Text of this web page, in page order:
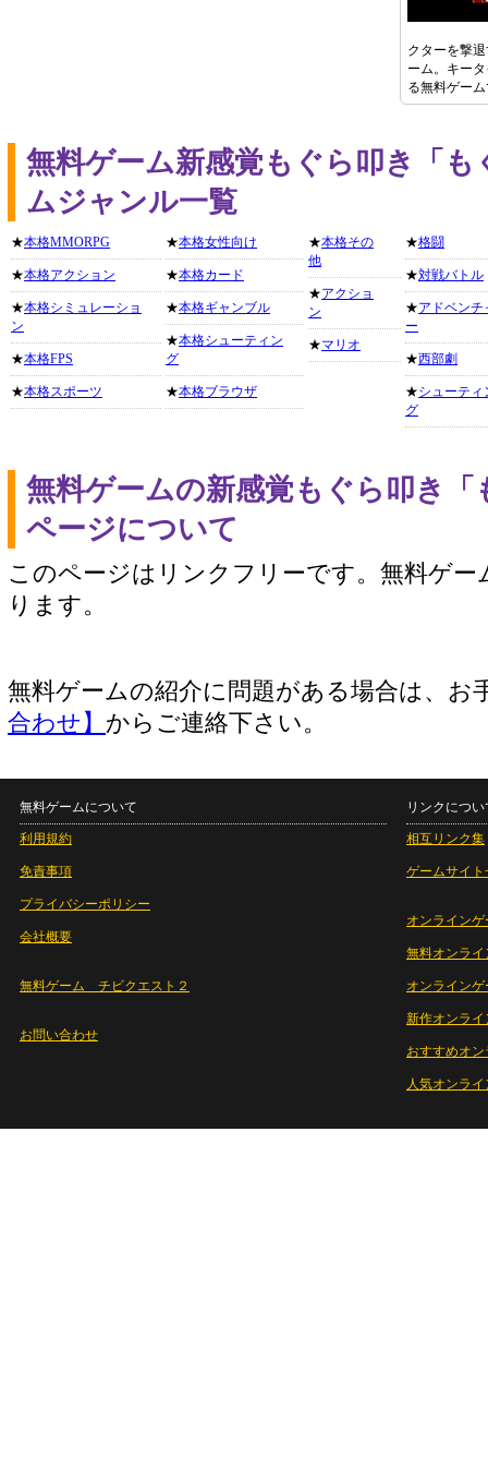
クターを撃
ーム。キー
る無料ゲー
無料ゲーム新感覚もぐら叩き「
ムジャンル一覧
★本格MMORPG
★本格アクション
★本格シミュレーショ
ン
★本格FPS
★本格スポーツ
★本格女性向け
★本格カード
★本格ギャンブル
★本格シューティン
グ
★本格ブラウザ
★本格その
他
★アクショ
ン
★マリオ
★格闘
★対戦バトル
★アドベンチ
ー
★西部劇
★シューティ
グ
無料ゲームの新感覚もぐら叩き
ページについて
このページはリンクフリーです。無料ゲー
ります。
無料ゲームの紹介に問題がある場合は、お
合わせ】 からご連絡下さい。
無料ゲームについて
利用規約
免責事項
プライバシーポリシー
会社概要
無料ゲーム チビクエスト２
お問い合わせ
リンクについ
相互リンク集
ゲームサイト
オンラインゲ
無料オンライ
オンライン
新作オンライ
おすすめオ
人気オンラ